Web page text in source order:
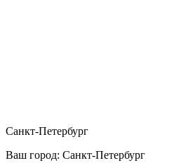
Санкт-Петербург
Ваш город: Санкт-Петербург